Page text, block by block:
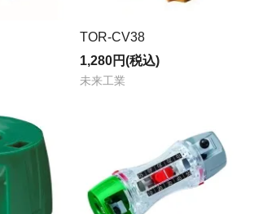
TOR-CV38
1,280円(税込)
未来工業